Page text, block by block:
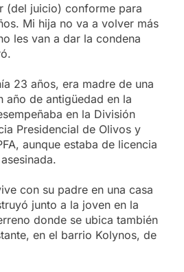
(del juicio) conforme para
Mi hija no va a volver más
les van a dar la condena
23 años, era madre de una
año de antigüedad en la
en la División
Presidencial de Olivos y
aunque estaba de licencia
con su padre en una casa
junto a la joven en la
donde se ubica también
en el barrio Kolynos, de